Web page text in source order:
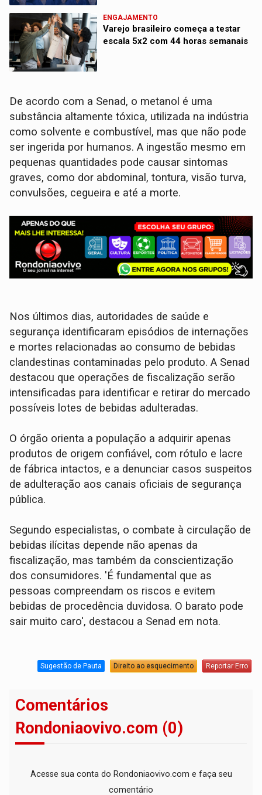
ENGAJAMENTO
Varejo brasileiro começa a testar
escala 5x2 com 44 horas semanais
De acordo com a Senad, o metanol é uma
substância altamente tóxica, utilizada na indústria
como solvente e combustível, mas que não pode
ser ingerida por humanos. A ingestão mesmo em
pequenas quantidades pode causar sintomas
graves, como dor abdominal, tontura, visão turva,
convulsões, cegueira e até a morte.
Nos últimos dias, autoridades de saúde e
segurança identificaram episódios de internações
e mortes relacionadas ao consumo de bebidas
clandestinas contaminadas pelo produto. A Senad
destacou que operações de fiscalização serão
intensificadas para identificar e retirar do mercado
possíveis lotes de bebidas adulteradas.
O órgão orienta a população a adquirir apenas
produtos de origem confiável, com rótulo e lacre
de fábrica intactos, e a denunciar casos suspeitos
de adulteração aos canais oficiais de segurança
pública.
Segundo especialistas, o combate à circulação de
bebidas ilícitas depende não apenas da
fiscalização, mas também da conscientização
dos consumidores. 'É fundamental que as
pessoas compreendam os riscos e evitem
bebidas de procedência duvidosa. O barato pode
sair muito caro', destacou a Senad em nota.
Sugestão de Pauta Direito ao esquecimento Reportar Erro
Comentários
Rondoniaovivo.com (0)
Acesse sua conta do Rondoniaovivo.com e faça seu
comentário